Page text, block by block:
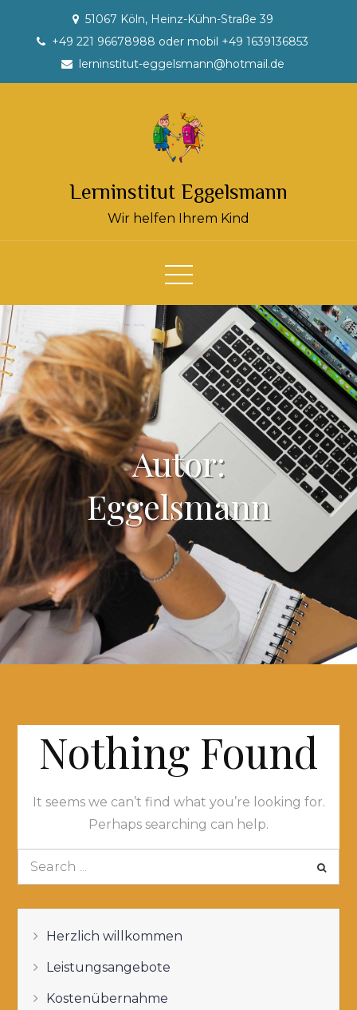
51067 Köln, Heinz-Kühn-Straße 39
+49 221 96678988 oder mobil +49 1639136853
lerninstitut-eggelsmann@hotmail.de
Lerninstitut Eggelsmann
Wir helfen Ihrem Kind
Autor:
Eggelsmann
Nothing Found
It seems we can’t find what you’re looking for.
Perhaps searching can help.
Search
for:
Herzlich willkommen
Leistungsangebote
Kostenübernahme